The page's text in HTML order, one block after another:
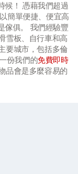
候！ 憑藉我們超過
簡單便捷、便宜高
傢俱。 我們經驗豐
雪板、自行車和高
要城市，包括多倫
份我們的免費即時
品會是多麼容易的